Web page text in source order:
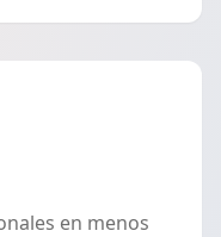
en menos